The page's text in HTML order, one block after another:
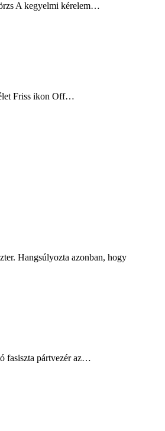
A kegyelmi kérelem…
Friss ikon Off…
Hangsúlyozta azonban, hogy
fasiszta pártvezér az…